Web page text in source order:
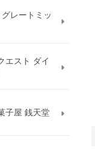
レートミッ
エスト ダイ
子屋 銭天堂